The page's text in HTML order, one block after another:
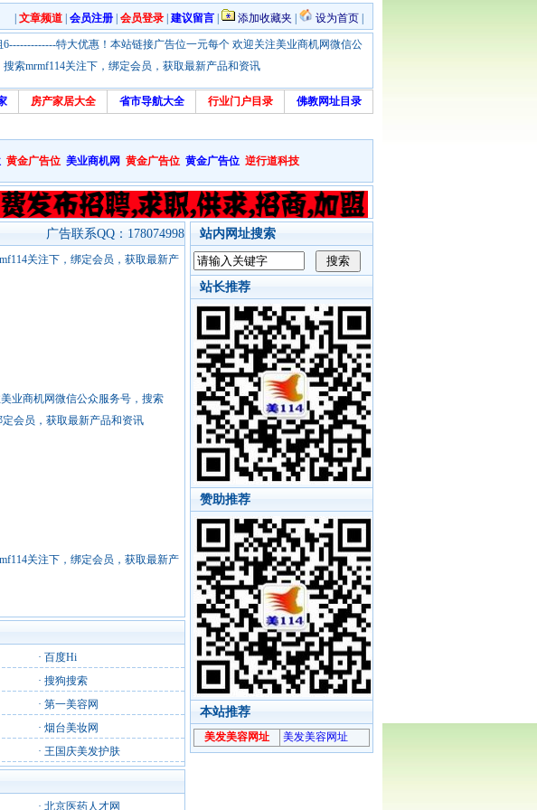
文章频道 会员注册 会员登录 建议留言 添加收藏夹 设为首页
6-------------特大优惠！本站链接广告位一元每个 欢迎关注美业商机网微信公
搜索mrmf114关注下，绑定会员，获取最新产品和资讯
房产家居大全 省市导航大全 行业门户目录 佛教网址目录
黄金广告位 美业商机网 黄金广告位 黄金广告位 逆行道科技
站内网址搜索
站长推荐
赞助推荐
本站推荐
广告联系QQ：178074998
关注下，绑定会员，获取最新产
业商机网微信公众服务号，搜索
定会员，获取最新产品和资讯
关注下，绑定会员，获取最新产
· 百度Hi
· 搜狗搜索
· 第一美容网
· 烟台美妆网
· 王国庆美发护肤
· 北京医药人才网